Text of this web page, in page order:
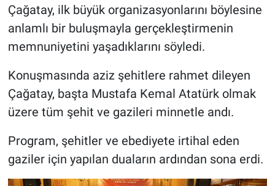
Çağatay, ilk büyük organizasyonlarını böylesine
anlamlı bir buluşmayla gerçekleştirmenin
memnuniyetini yaşadıklarını söyledi.
Konuşmasında aziz şehitlere rahmet dileyen
Çağatay, başta Mustafa Kemal Atatürk olmak
üzere tüm şehit ve gazileri minnetle andı.
Program, şehitler ve ebediyete irtihal eden
gaziler için yapılan duaların ardından sona erdi.